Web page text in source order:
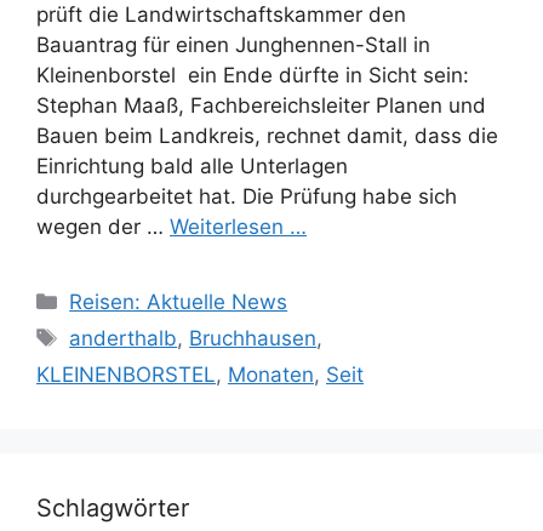
prüft die Landwirtschaftskammer den
Bauantrag für einen Junghennen-Stall in
Kleinenborstel  ein Ende dürfte in Sicht sein:
Stephan Maaß, Fachbereichsleiter Planen und
Bauen beim Landkreis, rechnet damit, dass die
Einrichtung bald alle Unterlagen
durchgearbeitet hat. Die Prüfung habe sich
wegen der … Weiterlesen …
Kategorien
Reisen: Aktuelle News
Schlagwörter
anderthalb, Bruchhausen,
KLEINENBORSTEL, Monaten, Seit
Schlagwörter